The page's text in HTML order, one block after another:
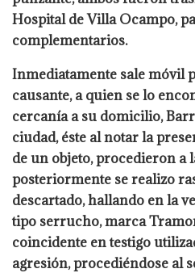
Hospital de Villa Ocampo,
complementarios.
Inmediatamente sale móvil
causante, a quien se lo
cercanía a su domicilio,
ciudad, éste al notar la
de un objeto, procedieron a
posteriormente se realizo
descartado, hallando en la
tipo serrucho, marca
coincidente en testigo
agresión, procediéndose al